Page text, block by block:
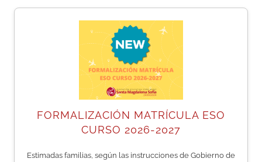
FORMALIZACIÓN MATRÍCULA ESO
CURSO 2026-2027
Estimadas familias, según las instrucciones de Gobierno de